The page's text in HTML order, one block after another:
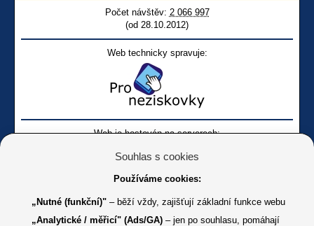
Počet návštěv: 2 066 997
(od 28.10.2012)
Web technicky spravuje:
Web je hostován na serverech:
Souhlas s cookies
Používáme cookies:
„Nutné (funkční)" – běží vždy, zajišťují základní funkce webu
„Analytické / měřicí" (Ads/GA) – jen po souhlasu, pomáhají